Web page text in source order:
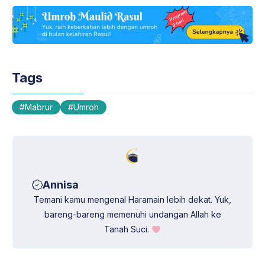
a
p
p
l
e
m
c
e
k
n
k
n
Tags
Mabrur Umroh
Annisa
Temani kamu mengenal Haramain lebih dekat. Yuk,
bareng-bareng memenuhi undangan Allah ke
Tanah Suci.